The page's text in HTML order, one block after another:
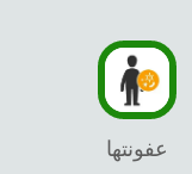
عفونتها